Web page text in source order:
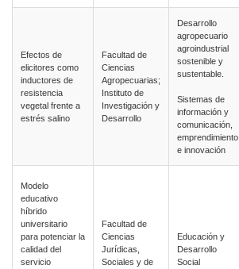
Efectos de
elicitores como
inductores de
resistencia
vegetal frente a
estrés salino
Facultad de
Ciencias
Agropecuarias;
Instituto de
Investigación y
Desarrollo
Desarrollo
agropecuario
agroindustrial
sostenible y
sustentable.
Sistemas de
información y
comunicación,
emprendimiento
e innovación
Modelo
educativo
híbrido
universitario
para potenciar la
calidad del
servicio
Facultad de
Ciencias
Jurídicas,
Sociales y de
Educación y
Desarrollo
Social